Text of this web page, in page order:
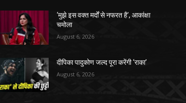
‘मुझे इस वक्त मर्दों से नफरत है’, आकांक्षा
चमोला
August 6, 2026
दीपिका पादुकोण जल्द पूरा करेंगी ‘राका’
August 6, 2026